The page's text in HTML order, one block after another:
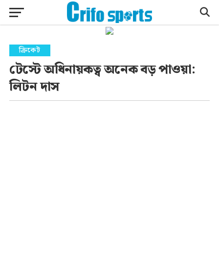
ক্রিকেট
টেস্টে অধিনায়কত্ব অনেক বড় পাওয়া:
লিটন দাস